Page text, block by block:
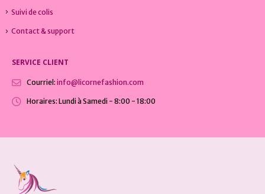
Suivi de colis
Contact & support
SERVICE CLIENT
Courriel: info@licornefashion.com
Horaires: Lundi à Samedi - 8:00 - 18:00